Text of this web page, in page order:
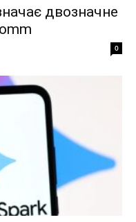
двозначне
0